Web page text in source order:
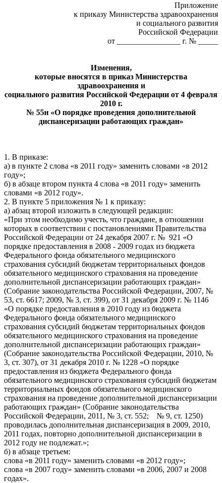
Приложение
к приказу Министерства здравоохранения
и социального развития
Российской Федерации
от ________________ г. № _____
Изменения,
которые вносятся в приказ Министерства
здравоохранения и
социального развития Российской Федерации от 4 февраля
2010 г.
№ 55н «О порядке проведения дополнительной
диспансеризации работающих граждан»
1. В приказе:
а) в пункте 2 слова «в 2011 году» заменить словами «в 2012
году»;
б) в абзаце втором пункта 4 слова «в 2011 году» заменить
словами «в 2012 году».
2. В пункте 5 приложения № 1 к приказу:
а) абзац второй изложить в следующей редакции:
«При этом необходимо учесть, что граждане, в отношении
которых в соответствии с постановлениями Правительства
Российской Федерации от 24 декабря 2007 г. № 921 «О
порядке предоставления в 2008 - 2009 годах из бюджета
Федерального фонда обязательного медицинского
страхования субсидий бюджетам территориальных фондов
обязательного медицинского страхования на проведение
дополнительной диспансеризации работающих граждан»
(Собрание законодательства Российской Федерации, 2007, №
53, ст. 6617; 2009, № 3, ст. 399), от 31 декабря 2009 г. № 1146
«О порядке предоставления в 2010 году из бюджета
Федерального фонда обязательного медицинского
страхования субсидий бюджетам территориальных фондов
обязательного медицинского страхования на проведение
дополнительной диспансеризации работающих граждан»
(Собрание законодательства Российской Федерации, 2010, №
3, ст. 307), от 31 декабря 2010 г. № 1228 «О порядке
предоставления из бюджета Федерального фонда
обязательного медицинского страхования субсидий бюджетам
территориальных фондов обязательного медицинского
страхования на проведение дополнительной диспансеризации
работающих граждан» (Собрание законодательства
Российской Федерации, 2011, № 3, ст. 552; № 9, ст. 1250)
проводилась дополнительная диспансеризация в 2009, 2010,
2011 годах, повторно дополнительной диспансеризации в
2012 году не подлежат.»;
б) в абзаце третьем:
слова «в 2011 году» заменить словами «в 2012 году»;
слова «в 2007 году» заменить словами «в 2006, 2007 и 2008
годах».